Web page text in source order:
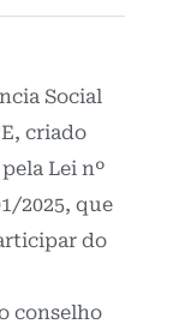
Social
criado
Lei nº
2025, que
do
conselho